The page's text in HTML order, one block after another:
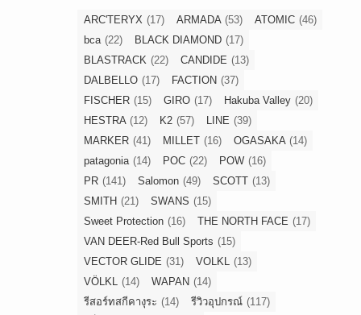
ARC'TERYX (17) ARMADA (53) ATOMIC (46)
bca (22) BLACK DIAMOND (17)
BLASTRACK (22) CANDIDE (13)
DALBELLO (17) FACTION (37)
FISCHER (15) GIRO (17) Hakuba Valley (20)
HESTRA (12) K2 (57) LINE (39)
MARKER (41) MILLET (16) OGASAKA (14)
patagonia (14) POC (22) POW (16)
PR (141) Salomon (49) SCOTT (13)
SMITH (21) SWANS (15)
Sweet Protection (16) THE NORTH FACE (17)
VAN DEER-Red Bull Sports (15)
VECTOR GLIDE (31) VOLKL (13)
VÖLKL (14) WAPAN (14)
รีสอร์ทสกีคางุระ (14) รีวิวอุปกรณ์ (117)